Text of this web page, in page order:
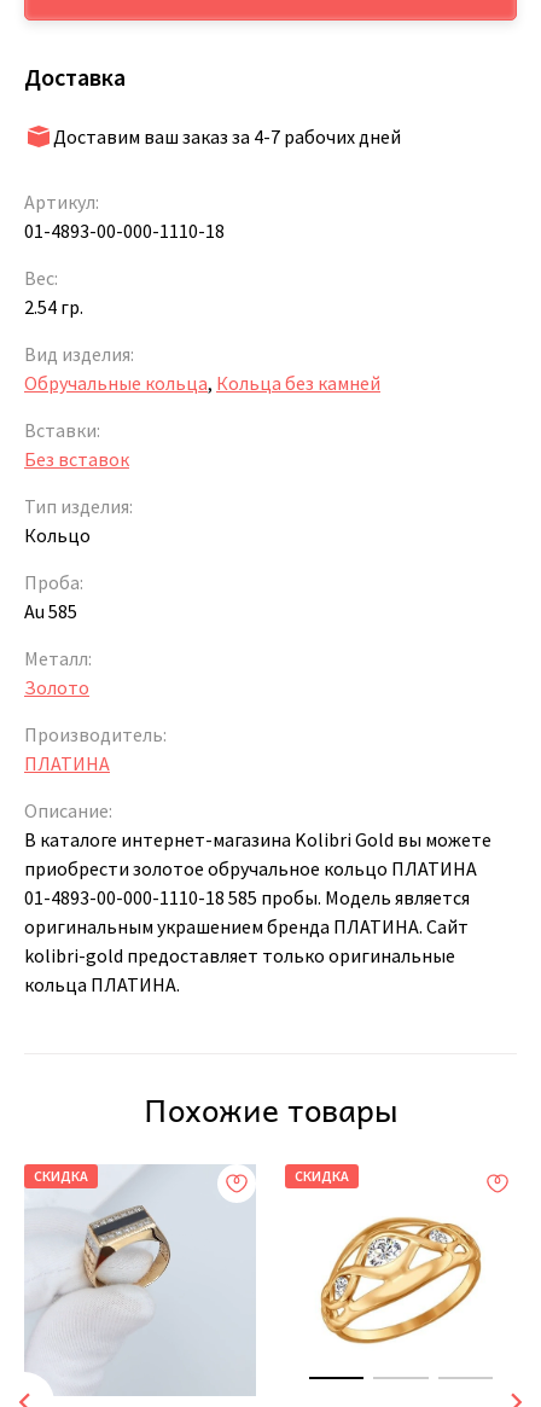
Доставка
Доставим ваш заказ за 4-7 рабочих дней
Артикул:
01-4893-00-000-1110-18
Вес:
2.54 гр.
Вид изделия:
Обручальные кольца, Кольца без камней
Вставки:
Без вставок
Тип изделия:
Кольцо
Проба:
Au 585
Металл:
Золото
Производитель:
ПЛАТИНА
Описание:
В каталоге интернет-магазина Kolibri Gold вы можете
приобрести золотое обручальное кольцо ПЛАТИНА
01-4893-00-000-1110-18 585 пробы. Модель является
оригинальным украшением бренда ПЛАТИНА. Сайт
kolibri-gold предоставляет только оригинальные
кольца ПЛАТИНА.
Похожие товары
СКИДКА СКИДКА